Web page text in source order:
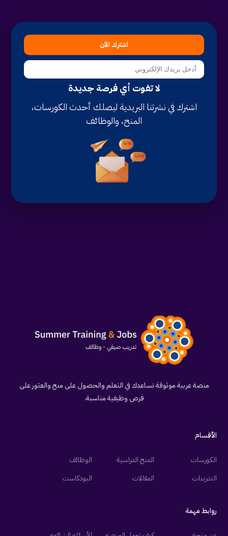
اشترك الآن
لا تفوت أي فرصة جديدة
اشترك في نشرتنا البريدية ليصلك أحدث الكورسات،
المنح، والوظائف
منصة عربية موثوقة تساعدك في التعلم والحصول على منح والعثور على
فرص وظيفية مناسبة.
الأقسام
الكورسات المنح الدراسية
الوظائف
التدريبات
المقالات البودكاست
روابط مهمة